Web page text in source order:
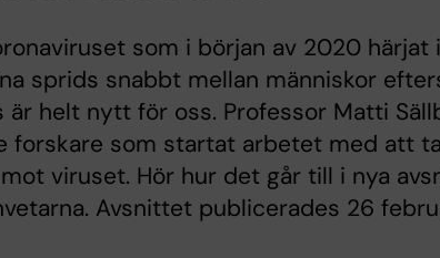
som i början av 2020 härjat i
sprids snabbt mellan människor
är helt nytt för oss. Professor Matti
forskare som startat arbetet med att
viruset. Hör hur det går till i nya
Avsnittet publicerades 26